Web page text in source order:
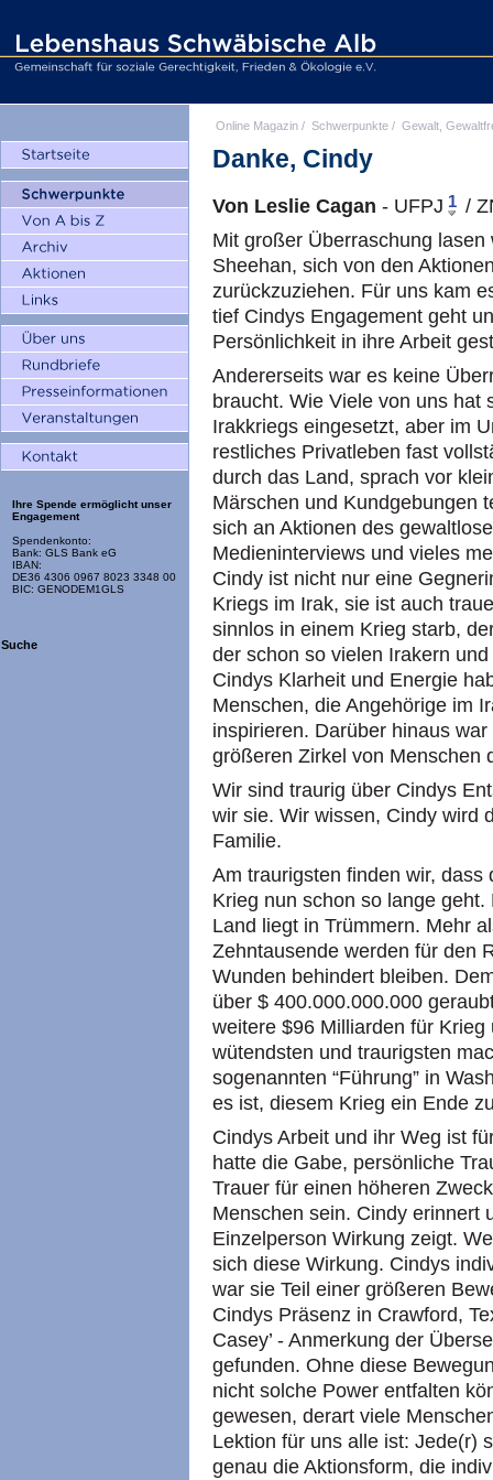
Ihre Spende ermöglicht unser
Engagement
Spendenkonto:
Bank: GLS Bank eG
IBAN:
DE36 4306 0967 8023 3348 00
BIC: GENODEM1GLS
Suche
Online Magazin / Schwerpunkte / Gewalt,
Danke, Cindy
Von Leslie Cagan - UFPJ 1 /
Mit großer Überraschung
Sheehan, sich von den
zurückzuziehen. Für uns kam
tief Cindys Engagement geht
Persönlichkeit in ihre Arbeit
Andererseits war es keine
braucht. Wie Viele von uns hat
Irakkriegs eingesetzt, aber im
restliches Privatleben fast
durch das Land, sprach vor
Märschen und Kundgebungen
sich an Aktionen des
Medieninterviews und vieles
Cindy ist nicht nur eine
Kriegs im Irak, sie ist auch
sinnlos in einem Krieg starb,
der schon so vielen Irakern
Cindys Klarheit und Energie
Menschen, die Angehörige im
inspirieren. Darüber hinaus
größeren Zirkel von Menschen
Wir sind traurig über Cindys
wir sie. Wir wissen, Cindy wird
Familie.
Am traurigsten finden wir,
Krieg nun schon so lange
Land liegt in Trümmern. Mehr
Zehntausende werden für den
Wunden behindert bleiben.
über $ 400.000.000.000
weitere $96 Milliarden für
wütendsten und traurigsten
sogenannten “Führung” in
es ist, diesem Krieg ein Ende
Cindys Arbeit und ihr Weg ist
hatte die Gabe, persönliche
Trauer für einen höheren
Menschen sein. Cindy erinnert
Einzelperson Wirkung zeigt.
sich diese Wirkung. Cindys
war sie Teil einer größeren
Cindys Präsenz in Crawford,
Casey’ - Anmerkung der
gefunden. Ohne diese
nicht solche Power entfalten
gewesen, derart viele
Lektion für uns alle ist: Jede(r)
genau die Aktionsform, die